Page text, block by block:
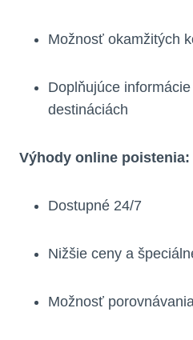
Možnosť okamžitých
Doplňujúce
destináciách
Výhody online poistenia:
Dostupné 24/7
Nižšie ceny a
Možnosť